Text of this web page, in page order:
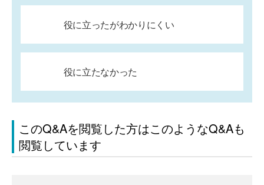
役に立ったがわかりにくい
役に立たなかった
このQ&Aを閲覧した方はこのようなQ&Aも
閲覧しています